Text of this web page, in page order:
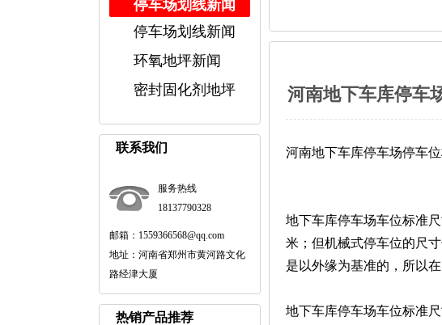
郑州耐磨地坪
停车场划线新闻
停车场划线新闻
环氧地坪新闻
密封固化剂地坪
联系我们
服务热线
18137790328
邮箱：1559366568@qq.com
地址：河南省郑州市黄河路文化
路经津大厦
热销产品推荐
河南地下车库停车
河南地下车库停车场停车
地下车库停车场车位标准
米；但机械式停车位的尺
是以外缘为基准的，所以
地下车库停车场车位标准